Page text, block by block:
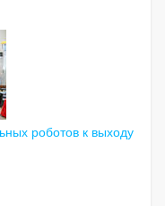
роботов к выходу